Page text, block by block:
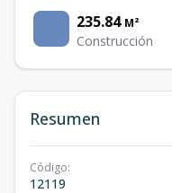
235.84 M²
Construcción
Resumen
Código:
12119